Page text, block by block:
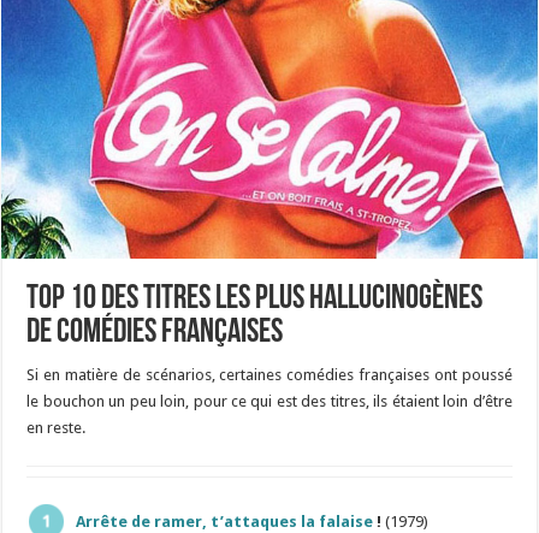
TOP 10 des titres les plus hallucinogènes
de comédies françaises
Si en matière de scénarios, certaines comédies françaises ont poussé
le bouchon un peu loin, pour ce qui est des titres, ils étaient loin d’être
en reste.
Arrête de ramer, t’attaques la falaise ! (1979)